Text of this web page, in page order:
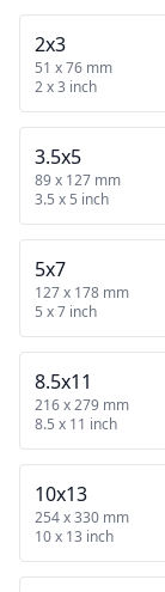
2x3
51 x 76 mm
2 x 3 inch
3.5x5
89 x 127 mm
3.5 x 5 inch
5x7
127 x 178 mm
5 x 7 inch
8.5x11
216 x 279 mm
8.5 x 11 inch
10x13
254 x 330 mm
10 x 13 inch